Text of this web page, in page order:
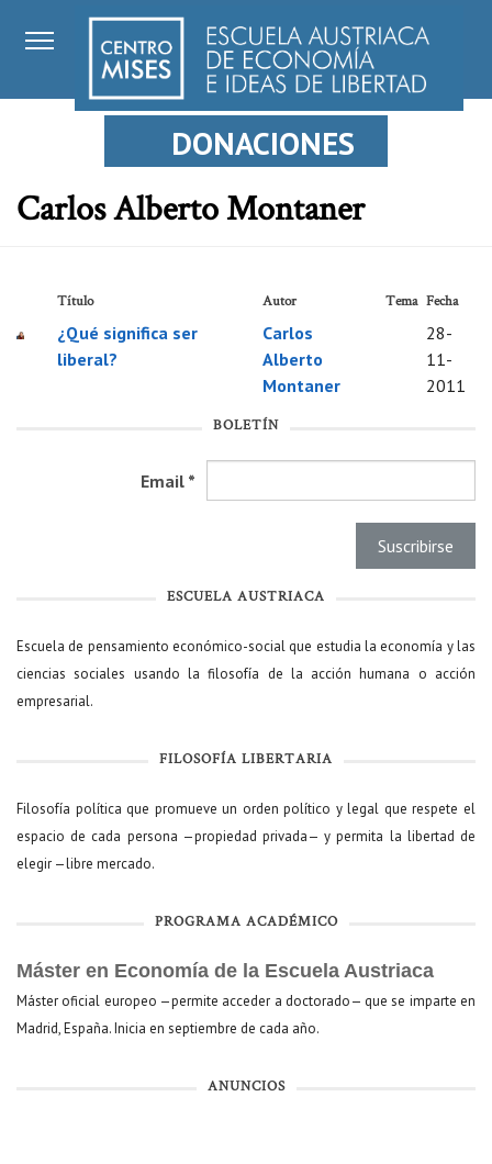
DONACIONES
Carlos Alberto Montaner
Título Autor Tema Fecha
¿Qué significa ser
liberal?
Carlos
Alberto
Montaner
28-
11-
2011
BOLETÍN
Email *
ESCUELA AUSTRIACA
Escuela de pensamiento económico-social que estudia la economía y las
ciencias sociales usando la filosofía de la acción humana o acción
empresarial.
FILOSOFÍA LIBERTARIA
Filosofía política que promueve un orden político y legal que respete el
espacio de cada persona —propiedad privada— y permita la libertad de
elegir —libre mercado.
PROGRAMA ACADÉMICO
Máster en Economía de la Escuela Austriaca
Máster oficial europeo —permite acceder a doctorado— que se imparte en
Madrid, España. Inicia en septiembre de cada año.
ANUNCIOS